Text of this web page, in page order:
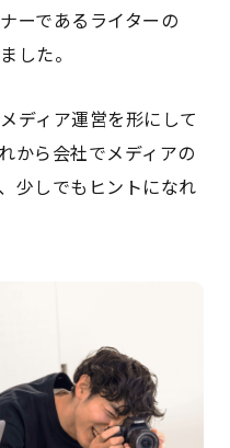
ーであるライターの
した。
ディア運営を形にして
から会社でメディアの
少しでもヒントになれ